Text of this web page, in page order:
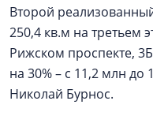
Второй
250,4 кв.м на третьем
Рижском проспекте,
на 30% – с 11,2 млн
Николай Бурнос.